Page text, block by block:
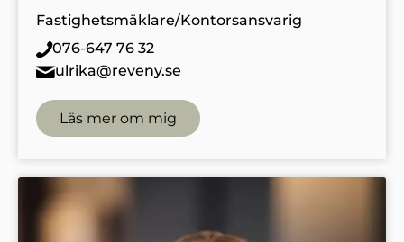
Fastighetsmäklare/Kontorsansvarig
076-647 76 32
ulrika@reveny.se
Läs mer om mig